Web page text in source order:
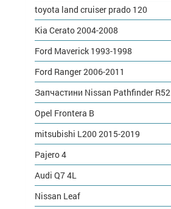
toyota land cruiser prado 120
Kia Cerato 2004-2008
Ford Maverick 1993-1998
Ford Ranger 2006-2011
Запчастини Nissan Pathfinder R52
Opel Frontera B
mitsubishi L200 2015-2019
Pajero 4
Audi Q7 4L
Nissan Leaf